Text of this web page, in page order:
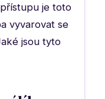
je toto
vyvarovat se
jsou tyto